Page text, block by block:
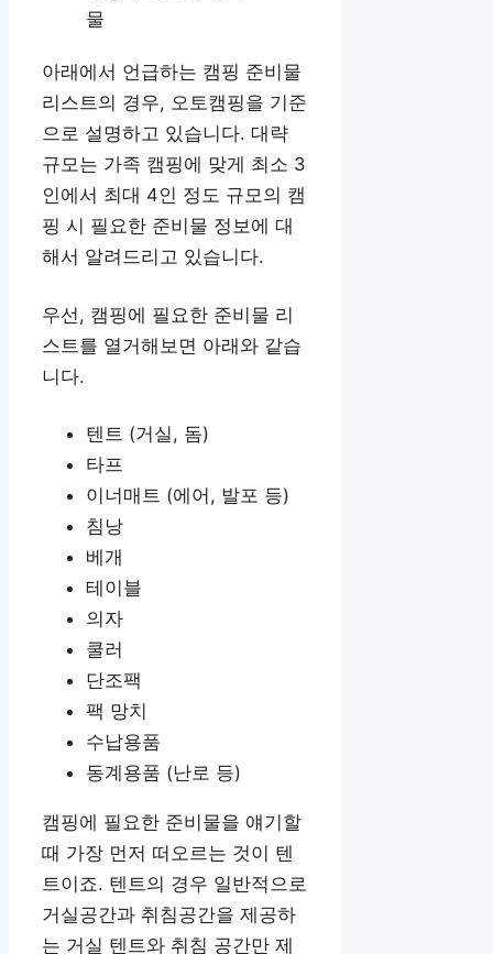
물
아래에서 언급하는 캠핑 준비물
리스트의 경우, 오토캠핑을 기준
으로 설명하고 있습니다. 대략
규모는 가족 캠핑에 맞게 최소 3
인에서 최대 4인 정도 규모의 캠
핑 시 필요한 준비물 정보에 대
해서 알려드리고 있습니다.
우선, 캠핑에 필요한 준비물 리
스트를 열거해보면 아래와 같습
니다.
텐트 (거실, 돔)
타프
이너매트 (에어, 발포 등)
침낭
베개
테이블
의자
쿨러
단조팩
팩 망치
수납용품
동계용품 (난로 등)
캠핑에 필요한 준비물을 얘기할
때 가장 먼저 떠오르는 것이 텐
트이죠. 텐트의 경우 일반적으로
거실공간과 취침공간을 제공하
는 거실 텐트와 취침 공간만 제